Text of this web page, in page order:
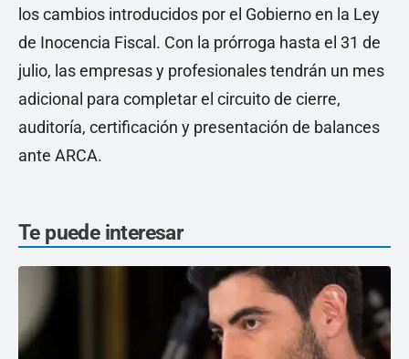
los cambios introducidos por el Gobierno en la Ley
de Inocencia Fiscal. Con la prórroga hasta el 31 de
julio, las empresas y profesionales tendrán un mes
adicional para completar el circuito de cierre,
auditoría, certificación y presentación de balances
ante ARCA.
Te puede interesar